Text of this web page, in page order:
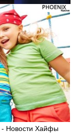
- Новости Хайфы